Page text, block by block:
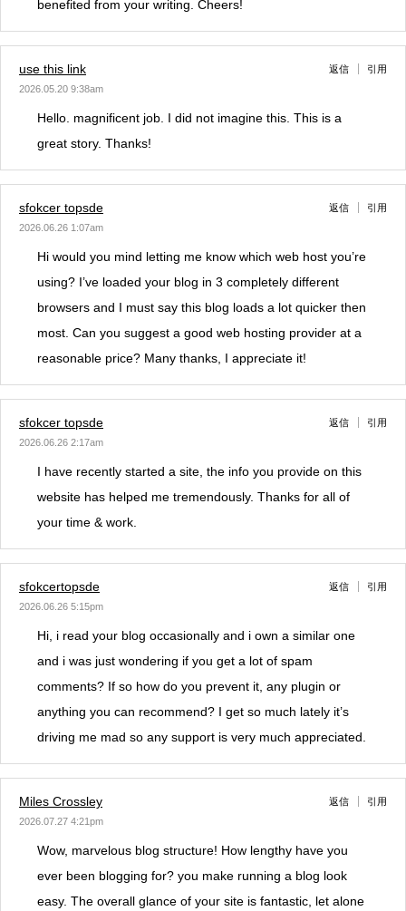
benefited from your writing. Cheers!
use this link
2026.05.20 9:38am
返信 引用
Hello. magnificent job. I did not imagine this. This is a
great story. Thanks!
sfokcer topsde
2026.06.26 1:07am
返信 引用
Hi would you mind letting me know which web host you’re
using? I’ve loaded your blog in 3 completely different
browsers and I must say this blog loads a lot quicker then
most. Can you suggest a good web hosting provider at a
reasonable price? Many thanks, I appreciate it!
sfokcer topsde
2026.06.26 2:17am
返信 引用
I have recently started a site, the info you provide on this
website has helped me tremendously. Thanks for all of
your time & work.
sfokcertopsde
2026.06.26 5:15pm
返信 引用
Hi, i read your blog occasionally and i own a similar one
and i was just wondering if you get a lot of spam
comments? If so how do you prevent it, any plugin or
anything you can recommend? I get so much lately it’s
driving me mad so any support is very much appreciated.
Miles Crossley
2026.07.27 4:21pm
返信 引用
Wow, marvelous blog structure! How lengthy have you
ever been blogging for? you make running a blog look
easy. The overall glance of your site is fantastic, let alone